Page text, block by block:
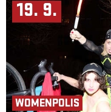
19. 9.
WOMENPOLIS